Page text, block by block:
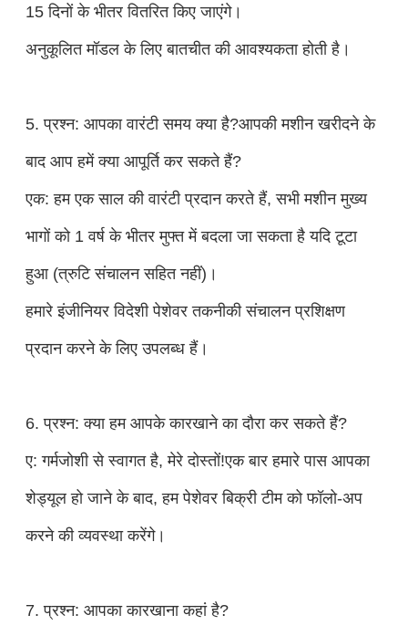
15 दिनों के भीतर वितरित किए जाएंगे।
अनुकूलित मॉडल के लिए बातचीत की आवश्यकता होती है।
5. प्रश्न: आपका वारंटी समय क्या है?आपकी मशीन खरीदने के
बाद आप हमें क्या आपूर्ति कर सकते हैं?
एक: हम एक साल की वारंटी प्रदान करते हैं, सभी मशीन मुख्य
भागों को 1 वर्ष के भीतर मुफ्त में बदला जा सकता है यदि टूटा
हुआ (त्रुटि संचालन सहित नहीं)।
हमारे इंजीनियर विदेशी पेशेवर तकनीकी संचालन प्रशिक्षण
प्रदान करने के लिए उपलब्ध हैं।
6. प्रश्न: क्या हम आपके कारखाने का दौरा कर सकते हैं?
ए: गर्मजोशी से स्वागत है, मेरे दोस्तों!एक बार हमारे पास आपका
शेड्यूल हो जाने के बाद, हम पेशेवर बिक्री टीम को फॉलो-अप
करने की व्यवस्था करेंगे।
7. प्रश्न: आपका कारखाना कहां है?